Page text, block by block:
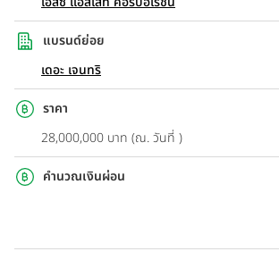
แบรนด์ย่อย
เดอะ เจนทริ
ราคา
28,000,000 บาท (ณ. วันที่ )
คำนวณเงินผ่อน